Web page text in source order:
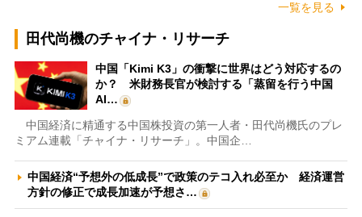
一覧を見る
田代尚機のチャイナ・リサーチ
中国「Kimi K3」の衝撃に世界はどう対応するの
か？ 米財務長官が検討する「蒸留を行う中国
AI…
中国経済に精通する中国株投資の第一人者・田代尚機氏のプレ
ミアム連載「チャイナ・リサーチ」。中国企…
中国経済“予想外の低成長”で政策のテコ入れ必至か 経済運営
方針の修正で成長加速が予想さ…